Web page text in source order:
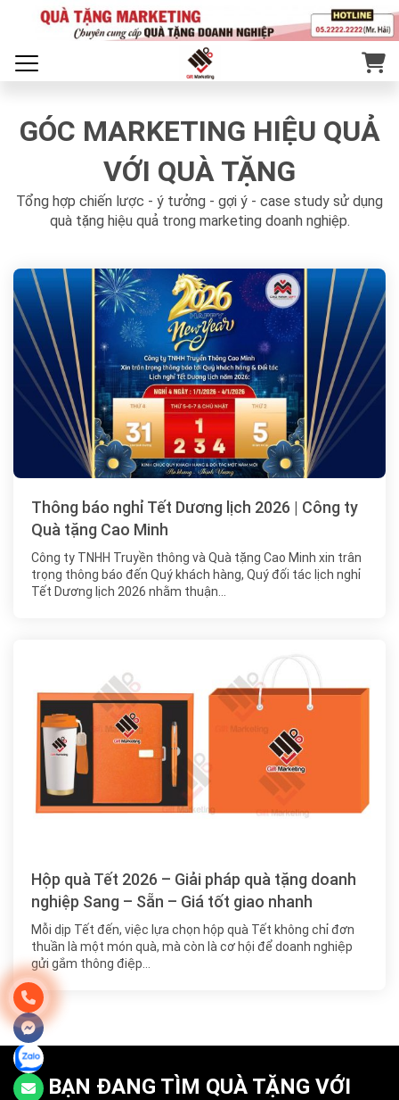
GÓC MARKETING HIỆU QUẢ
VỚI QUÀ TẶNG
Tổng hợp chiến lược - ý tưởng - gợi ý - case study sử dụng
quà tặng hiệu quả trong marketing doanh nghiệp.
Thông báo nghỉ Tết Dương lịch 2026 | Công ty
Quà tặng Cao Minh
Công ty TNHH Truyền thông và Quà tặng Cao Minh xin trân
trọng thông báo đến Quý khách hàng, Quý đối tác lịch nghỉ
Tết Dương lịch 2026 nhằm thuận…
Hộp quà Tết 2026 – Giải pháp quà tặng doanh
nghiệp Sang – Sẵn – Giá tốt giao nhanh
Mỗi dịp Tết đến, việc lựa chọn hộp quà Tết không chỉ đơn
thuần là một món quà, mà còn là cơ hội để doanh nghiệp
gửi gắm thông điệp…
BẠN ĐANG TÌM QUÀ TẶNG VỚI